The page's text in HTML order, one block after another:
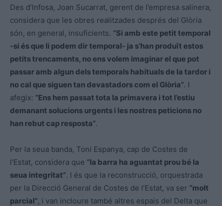
Des d’Infosa, Joan Sucarrat, gerent de l’empresa salinera,
considera que les obres realitzades després del Glòria
són, en general, insuficients. “Si amb este petit temporal
-si és que li podem dir temporal- ja s’han produït estos
petits trencaments, no ens volem imaginar el que pot
passar amb algun dels temporals habituals de la tardor i
no cal que siguen tan devastadors com el Glòria”. I
afegix: “Ens hem passat tota la primavera i tot l’estiu
demanant solucions urgents i les nostres peticions no
han rebut cap resposta”.
Per la seua banda, Toni Espanya, cap de Costes de
l’Estat, considera que “la barra ha aguantat prou bé la
seua integritat”. I és que la reconstrucció, orquestrada
per la Direcció General de Costes de l’Estat, va ser “molt
parcial”, i van incloure també altres espais del Delta que